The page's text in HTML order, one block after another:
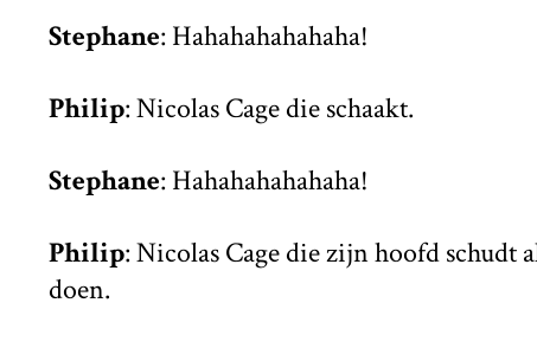
Stephane: Hahahahahahaha!
Philip: Nicolas Cage die schaakt.
Stephane: Hahahahahahaha!
Philip: Nicolas Cage die zijn hoofd schudt
doen.